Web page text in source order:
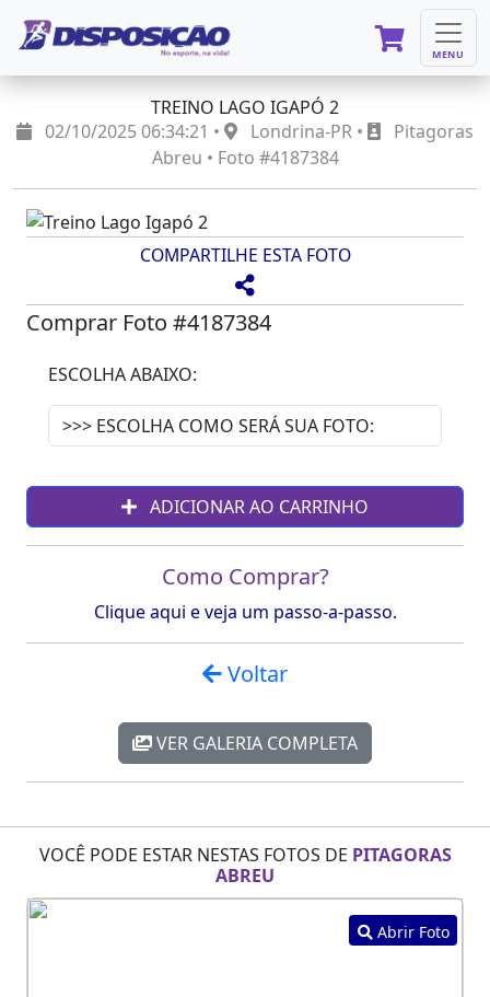
MENU
TREINO LAGO IGAPÓ 2
02/10/2025 06:34:21 •
Londrina-PR •
Pitagoras
Abreu • Foto #4187384
COMPARTILHE ESTA FOTO
Comprar Foto #4187384
ESCOLHA ABAIXO:
ADICIONAR AO CARRINHO
Como Comprar?
Clique aqui e veja um passo-a-passo.
Voltar
VER GALERIA COMPLETA
VOCÊ PODE ESTAR NESTAS FOTOS DE PITAGORAS
ABREU
Abrir Foto